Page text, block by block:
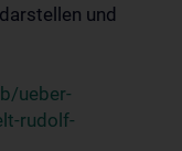
und
ueber-
rudolf-